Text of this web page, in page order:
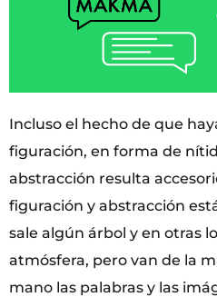
Incluso el hecho de que
figuración, en forma de
abstracción resulta
figuración y abstracción
sale algún árbol y en otras
atmósfera, pero van de la
mano las palabras y las